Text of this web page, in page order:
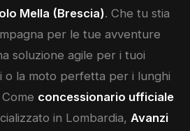
Mella (Brescia). Che tu stia
per le tue avventure
soluzione agile per i tuoi
o la moto perfetta per i lunghi
concessionario ufficiale
in Lombardia, Avanzi